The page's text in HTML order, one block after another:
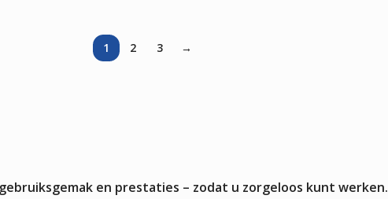
1 2 3 →
en prestaties – zodat u zorgeloos kunt werken.